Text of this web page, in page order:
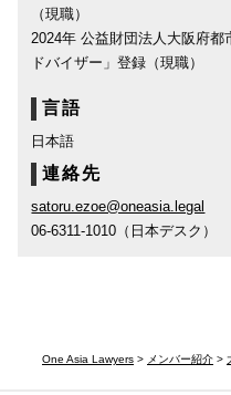
One Asia Lawyers > メンバー紹介 >
（現職）
2024年 公益財団法人大阪府
ドバイザー」登録（現職）
言語
日本語
連絡先
satoru.ezoe@oneasia.legal
06-6311-1010（日本デスク）